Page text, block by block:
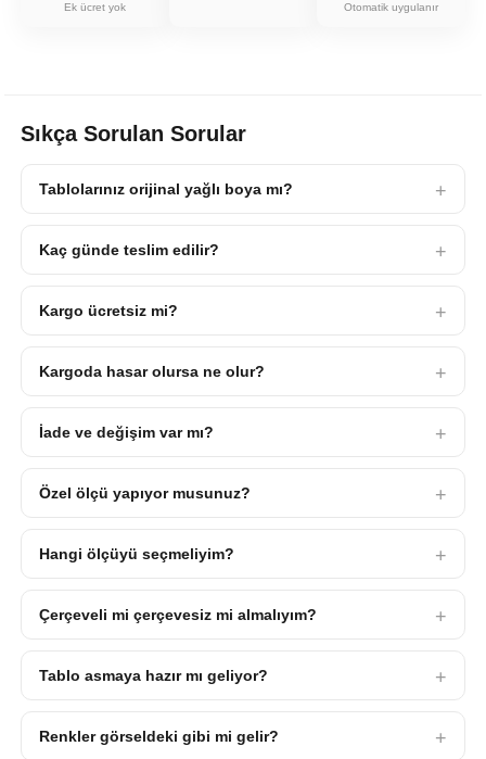
Ek ücret yok Otomatik uygulanır
Sıkça Sorulan Sorular
Tablolarınız orijinal yağlı boya mı?
Kaç günde teslim edilir?
Kargo ücretsiz mi?
Kargoda hasar olursa ne olur?
İade ve değişim var mı?
Özel ölçü yapıyor musunuz?
Hangi ölçüyü seçmeliyim?
Çerçeveli mi çerçevesiz mi almalıyım?
Tablo asmaya hazır mı geliyor?
Renkler görseldeki gibi mi gelir?